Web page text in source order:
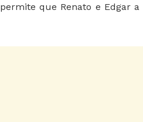
que Renato e Edgar